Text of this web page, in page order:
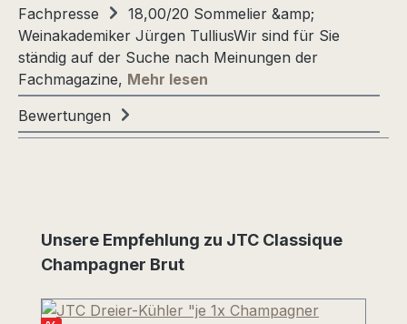
Fachpresse
18,00/20 Sommelier &amp;
Weinakademiker Jürgen TulliusWir sind für Sie
ständig auf der Suche nach Meinungen der
Fachmagazine, Mehr lesen
Bewertungen
Produktgalerie überspringen
Unsere Empfehlung zu JTC Classique
Champagner Brut